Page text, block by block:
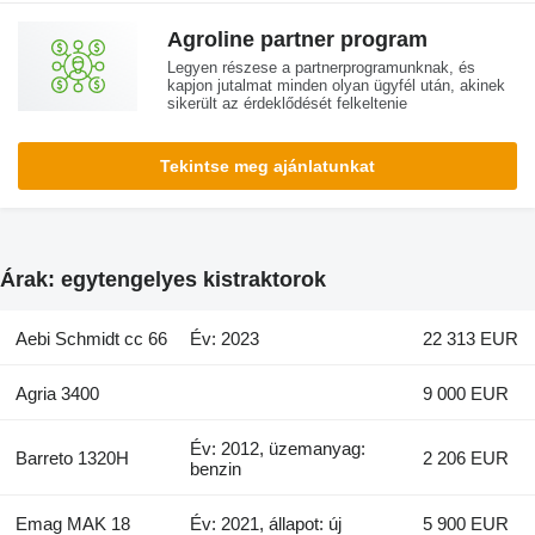
Agroline partner program
Legyen részese a partnerprogramunknak, és
kapjon jutalmat minden olyan ügyfél után, akinek
sikerült az érdeklődését felkeltenie
Tekintse meg ajánlatunkat
Árak: egytengelyes kistraktorok
Aebi Schmidt cc 66 Év: 2023 22 313 EUR
Agria 3400 9 000 EUR
Barreto 1320H
Év: 2012, üzemanyag:
benzin
2 206 EUR
Emag MAK 18 Év: 2021, állapot: új 5 900 EUR